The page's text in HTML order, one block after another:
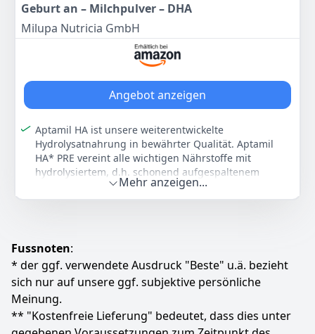
Lieferumfang: 1 x 800 g Aptamil Care Pre / Enthält
pflanzliche Öle ohne Palmöl
Hersteller
Aptamil
2095 €
Anzeigen
Geburt an – Milchpulver – DHA
Milupa Nutricia GmbH
Angebot anzeigen
Aptamil HA ist unsere weiterentwickelte
Hydrolysatnahrung in bewährter Qualität. Aptamil
HA* PRE vereint alle wichtigen Nährstoffe mit
hydrolysiertem, d.h. schonend aufgespaltenem
Protein. *Hydrolysierte Anfangsnahrung
Seit über 50 Jahren forschen wir an den wundervollen
Dieses Wissen, inspiriert vom Wunder der Natur,
steckt in unserer HA*-Formel. *Hydrolysierte
Anfangsnahrung
Die besondere Rezeptur der HA Pre Anfangsnahrung
von Aptamil vereint eine einzigartige
Nährstoffkombination mit schonend aufgespaltenem
Mehr anzeigen...
Fussnoten:
* der ggf. verwendete Ausdruck "Beste" u.ä. bezieht
sich nur auf unsere ggf. subjektive persönliche
Meinung.
** "Kostenfreie Lieferung" bedeutet, dass dies unter